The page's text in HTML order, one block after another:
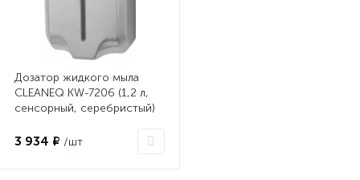
Дозатор жидкого мыла
CLEANEQ KW-7206 (1,2 л,
сенсорный, серебристый)
3 934 ₽ /шт